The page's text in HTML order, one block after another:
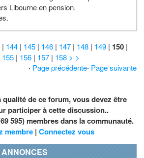
Libourne en pension.
| 144 | 145 | 146 | 147 | 148 | 149 | 150 |
155 | 156 | 157 | 158 > >
· Page précédente· Page suivante
de ce forum, vous devez être
participer à cette discussion..
595) membres dans la communauté.
membre | Connectez vous